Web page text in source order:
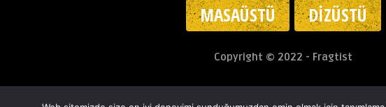
MASAÜSTÜ
DIZÜSTÜ
Copyright © 2022 - Fragtist